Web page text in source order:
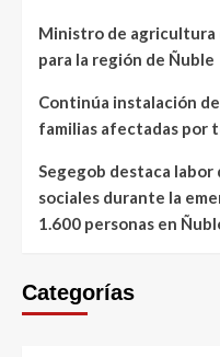
Ministro de agricultura
para la región de Ñuble
Continúa instalación
familias afectadas por
Segegob destaca
sociales durante la
1.600 personas en
Categorías